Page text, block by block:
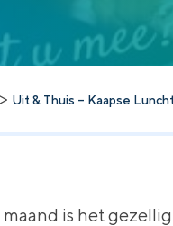
> Uit & Thuis – Kaapse
is het